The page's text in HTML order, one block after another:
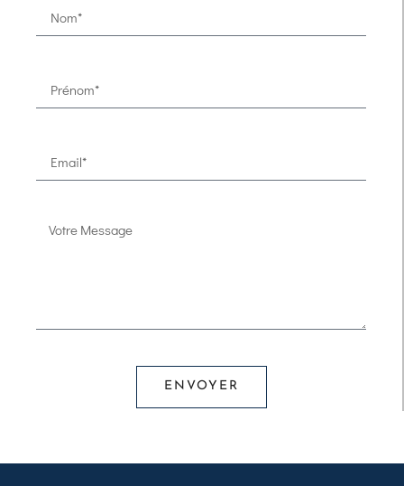
ENVOYER